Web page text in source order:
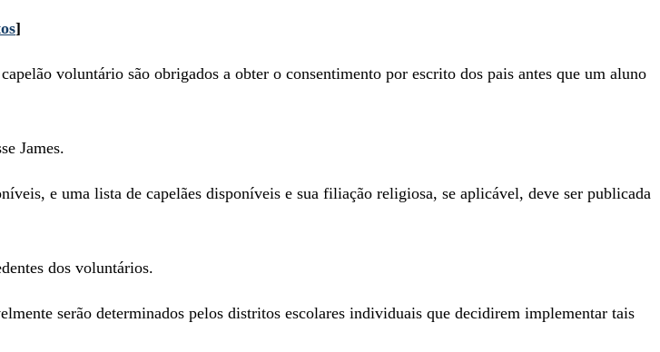
]
voluntário são obrigados a obter o consentimento por escrito dos pais antes que um aluno
James.
e uma lista de capelães disponíveis e sua filiação religiosa, se aplicável, deve ser publicada
dos voluntários.
serão determinados pelos distritos escolares individuais que decidirem implementar tais